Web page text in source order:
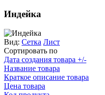
Индейка
Вид: Сетка Лист
Сортировать по
Дата создания товара +/-
Название товара
Краткое описание товара
Цена товара